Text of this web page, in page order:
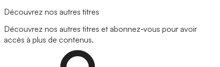
Découvrez nos autres titres
Découvrez nos autres titres et abonnez-vous pour avoir
accès à plus de contenus.